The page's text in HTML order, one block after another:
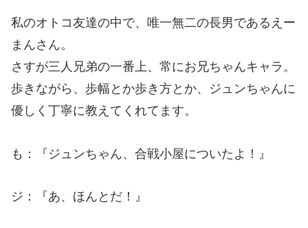
私のオトコ友達の中で、唯一無二の長男であるえー
まんさん。
さすが三人兄弟の一番上、常にお兄ちゃんキャラ。
歩きながら、歩幅とか歩き方とか、ジュンちゃんに
優しく丁寧に教えてくれてます。
も：『ジュンちゃん、合戦小屋についたよ！』
ジ：『あ、ほんとだ！』